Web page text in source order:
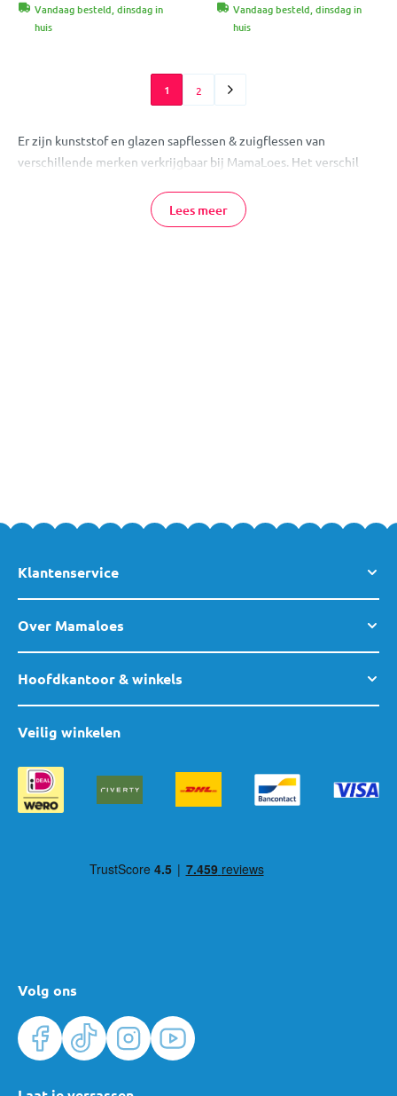
Vandaag besteld, dinsdag in
huis
Vandaag besteld, dinsdag in
huis
1 2
Er zijn kunststof en glazen sapflessen & zuigflessen van
verschillende merken verkrijgbaar bij MamaLoes. Het verschil
echt voor voeding toegepast. De zuig- en sapflessen zijn vrij van
Lees meer
Klantenservice
Over Mamaloes
Hoofdkantoor & winkels
Volg ons
Veilig winkelen